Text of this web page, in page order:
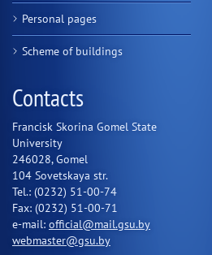
Personal pages
Scheme of buildings
Contacts
Francisk Skorina Gomel State
University
246028, Gomel
104 Sovetskaya str.
Tel.: (0232) 51-00-74
Fax: (0232) 51-00-71
e-mail: official@mail.gsu.by
webmaster@gsu.by